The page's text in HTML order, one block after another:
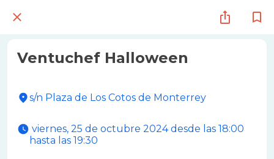
Ventuchef Halloween
s/n Plaza de Los Cotos de Monterrey
hasta las 19:30